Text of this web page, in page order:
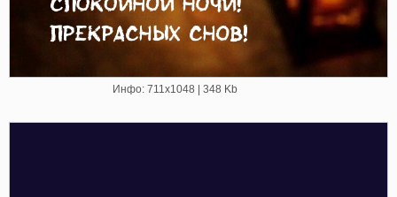
Инфо: 711х1048 | 348 Kb